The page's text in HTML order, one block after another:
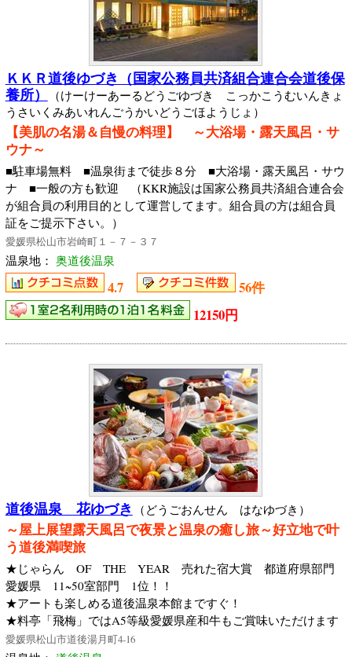
ＫＫＲ道後ゆづき（国家公務員共済組合連合会道後保
養所）
（けーけーあーるどうごゆづき こっかこうむいんきょ
うさいくみあいれんごうかいどうごほようじょ）
【美肌の名湯＆自慢の料理】 ～大浴場・露天風呂・サ
ウナ～
■駐車場無料 ■温泉街まで徒歩８分 ■大浴場・露天風呂・サウ
ナ ■一般の方も歓迎 （KKR施設は国家公務員共済組合連合会
が組合員の利用目的として運営してます。組合員の方は組合員
証をご提示下さい。）
愛媛県松山市岩崎町１－７－３７
温泉地： 奥道後温泉
4.7
56件
12150円
道後温泉 花ゆづき （どうごおんせん はなゆづき）
～屋上展望露天風呂で夜景と温泉の癒し旅～好立地で叶
う道後満喫旅
★じゃらん OF THE YEAR 売れた宿大賞 都道府県部門
愛媛県 11~50室部門 1位！！
★アートも楽しめる道後温泉本館まですぐ！
★料亭「飛梅」ではA5等級愛媛県産和牛もご賞味いただけます
愛媛県松山市道後湯月町4-16